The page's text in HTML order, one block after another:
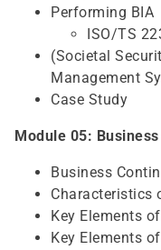
Performing BIA
ISO/TS
(Societal
Management
Case Study
Module 05:
Business
Characteristics
Key Elements
Key Elements